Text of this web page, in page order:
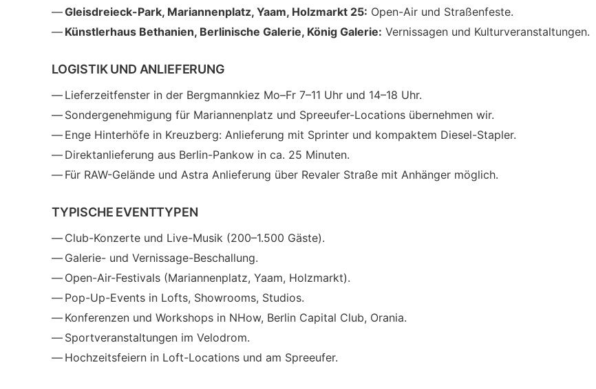
Gleisdreieck-Park, Mariannenplatz, Yaam, Holzmarkt 25: Open-Air und Straßenfeste.
Künstlerhaus Bethanien, Berlinische Galerie, König Galerie: Vernissagen und Kulturveranstaltungen.
LOGISTIK UND ANLIEFERUNG
Lieferzeitfenster in der Bergmannkiez Mo–Fr 7–11 Uhr und 14–18 Uhr.
Sondergenehmigung für Mariannenplatz und Spreeufer-Locations übernehmen wir.
Enge Hinterhöfe in Kreuzberg: Anlieferung mit Sprinter und kompaktem Diesel-Stapler.
Direktanlieferung aus Berlin-Pankow in ca. 25 Minuten.
Für RAW-Gelände und Astra Anlieferung über Revaler Straße mit Anhänger möglich.
TYPISCHE EVENTTYPEN
Club-Konzerte und Live-Musik (200–1.500 Gäste).
Galerie- und Vernissage-Beschallung.
Open-Air-Festivals (Mariannenplatz, Yaam, Holzmarkt).
Pop-Up-Events in Lofts, Showrooms, Studios.
Konferenzen und Workshops in NHow, Berlin Capital Club, Orania.
Sportveranstaltungen im Velodrom.
Hochzeitsfeiern in Loft-Locations und am Spreeufer.